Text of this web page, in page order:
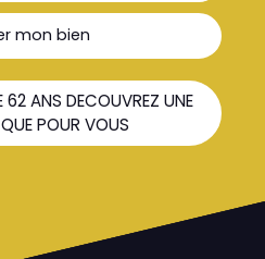
mon bien
62 ANS DECOUVREZ UNE
QUE POUR VOUS